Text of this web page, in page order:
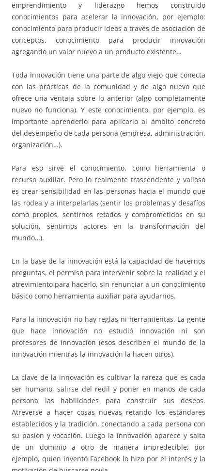
emprendimiento y liderazgo hemos construido
conocimientos para acelerar la innovación, por ejemplo:
conocimiento para producir ideas a través de asociación de
conceptos, conocimiento para producir innovación
agregando un valor nuevo a un producto existente…
Toda innovación tiene una parte de algo viejo que conecta
con las prácticas de la comunidad y de algo nuevo que
ofrece una ventaja sobre lo anterior (algo completamente
nuevo no funciona). Y este conocimiento, por ejemplo, es
importante aprenderlo para aplicarlo al ámbito concreto
del desempeño de cada persona (empresa, administración,
organización…).
Para eso sirve el conocimiento, como herramienta o
recurso auxiliar. Pero lo realmente trascendente y valioso
es crear sensibilidad en las personas hacia el mundo que
las rodea y a interpelarlas (sentir los problemas y desafíos
como propios, sentirnos retados y comprometidos en su
solución, sentirnos actores en la transformación del
mundo…).
En la base de la innovación está la capacidad de hacernos
preguntas, el permiso para intervenir sobre la realidad y el
atrevimiento para hacerlo, sin renunciar a un conocimiento
básico como herramienta auxiliar para ayudarnos.
Para la innovación no hay reglas ni herramientas. La gente
que hace innovación no estudió innovación ni son
profesores de innovación (esos describen el mundo de la
innovación mientras la innovación la hacen otros).
La clave de la innovación es cultivar la rareza que es cada
ser humano, salirse del redil y poner en manos de cada
persona las habilidades para construir sus deseos.
Atreverse a hacer cosas nuevas retando los estándares
establecidos y la tradición, conectando a cada persona con
su pasión y vocación. Luego la innovación aparece y salta
de un dominio a otro de manera impredecible; por
ejemplo, quien inventó Facebook lo hizo por el interés y la